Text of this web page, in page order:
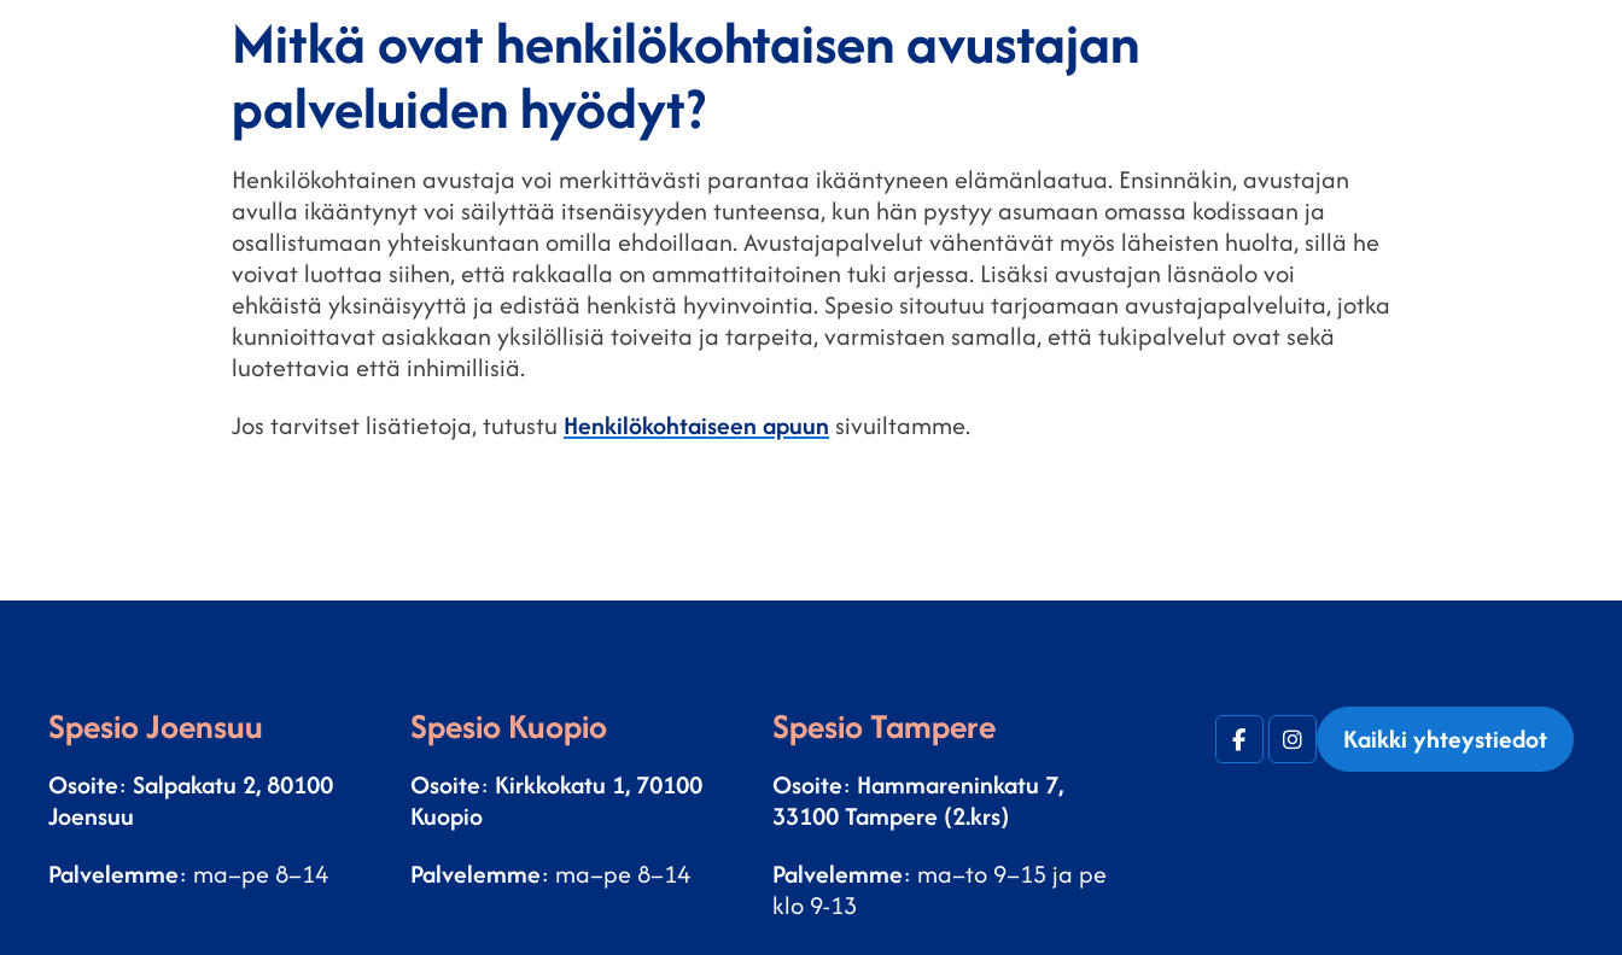
Mitkä ovat henkilökohtaisen avustajan
palveluiden hyödyt?
Henkilökohtainen avustaja voi merkittävästi parantaa ikääntyneen elämänlaatua. Ensinnäkin, avustajan
avulla ikääntynyt voi säilyttää itsenäisyyden tunteensa, kun hän pystyy asumaan omassa kodissaan ja
osallistumaan yhteiskuntaan omilla ehdoillaan. Avustajapalvelut vähentävät myös läheisten huolta, sillä he
voivat luottaa siihen, että rakkaalla on ammattitaitoinen tuki arjessa. Lisäksi avustajan läsnäolo voi
ehkäistä yksinäisyyttä ja edistää henkistä hyvinvointia. Spesio sitoutuu tarjoamaan avustajapalveluita, jotka
kunnioittavat asiakkaan yksilöllisiä toiveita ja tarpeita, varmistaen samalla, että tukipalvelut ovat sekä
luotettavia että inhimillisiä.
Jos tarvitset lisätietoja, tutustu Henkilökohtaiseen apuun sivuiltamme.
Spesio Joensuu
Osoite: Salpakatu 2, 80100
Joensuu
Palvelemme: ma–pe 8–14
Spesio Kuopio
Osoite: Kirkkokatu 1, 70100
Kuopio
Palvelemme: ma–pe 8–14
Spesio Tampere
Osoite: Hammareninkatu 7,
33100 Tampere (2.krs)
Palvelemme: ma–to 9–15 ja pe
klo 9-13
FacebookInstagramKaikki yhteystiedot